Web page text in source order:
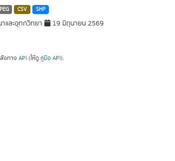
CSV SHP
ละอุทกวิทยา 19 มิถุนายน 2569
งทาง API (ให้ดู คู่มือ API).